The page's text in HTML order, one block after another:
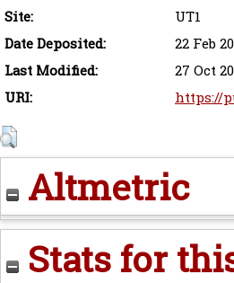
Site:
UT1
Date Deposited:
22 Feb
Last Modified:
27 Oct
URI:
https://
Altmetric
Stats for